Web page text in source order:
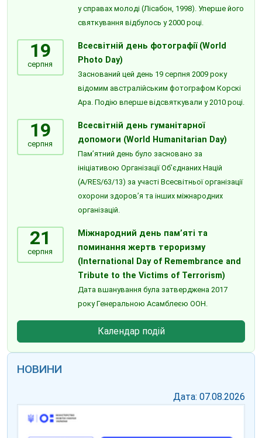
у справах молоді (Лісабон, 1998). Уперше його
святкування відбулось у 2000 році.
19
серпня
Всесвітній день фотографії (World
Photo Day)
Заснований цей день 19 серпня 2009 року
відомим австралійським фотографом Корскі
Ара. Подію вперше відсвяткували у 2010 році.
19
серпня
Всесвітній день гуманітарної
допомоги (World Humanitarian Day)
Пам’ятний день було засновано за
ініціативою Організації Об’єднаних Націй
(A/RES/63/13) за участі Всесвітньої організації
охорони здоров’я та інших міжнародних
організацій.
21
серпня
Міжнародний день пам’яті та
поминання жертв тероризму
(International Day of Remembrance and
Tribute to the Victims of Terrorism)
Дата вшанування була затверджена 2017
року Генеральною Асамблеєю ООН.
Календар подій
НОВИНИ
Дата: 07.08.2026